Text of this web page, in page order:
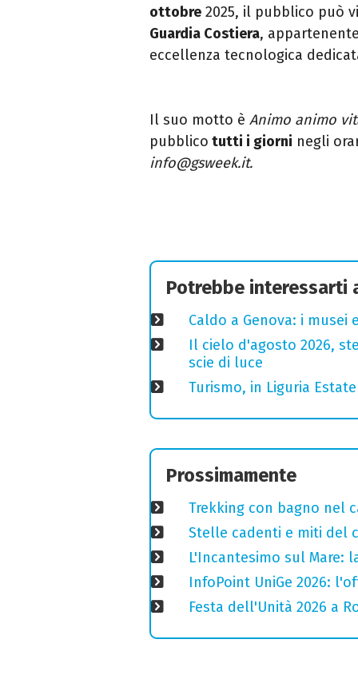
ottobre 2025, il pubblico può
Guardia Costiera,
eccellenza tecnologica
Il suo motto è Animo animo
pubblico tutti i giorni negli
info@gsweek.it.
Potrebbe interessarti
Caldo a Genova: i
Il cielo d'agosto 2026,
scie di luce
Turismo, in Liguria
Prossimamente
Trekking con bagno nel
Stelle cadenti e miti del
L'Incantesimo sul
InfoPoint UniGe 2026:
Festa dell'Unità 2026 a